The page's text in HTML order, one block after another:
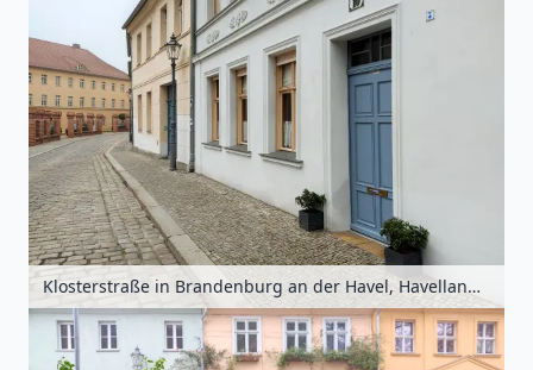
Klosterstraße in Brandenburg an der Havel, Havelland, Brandenburg, Deutschland